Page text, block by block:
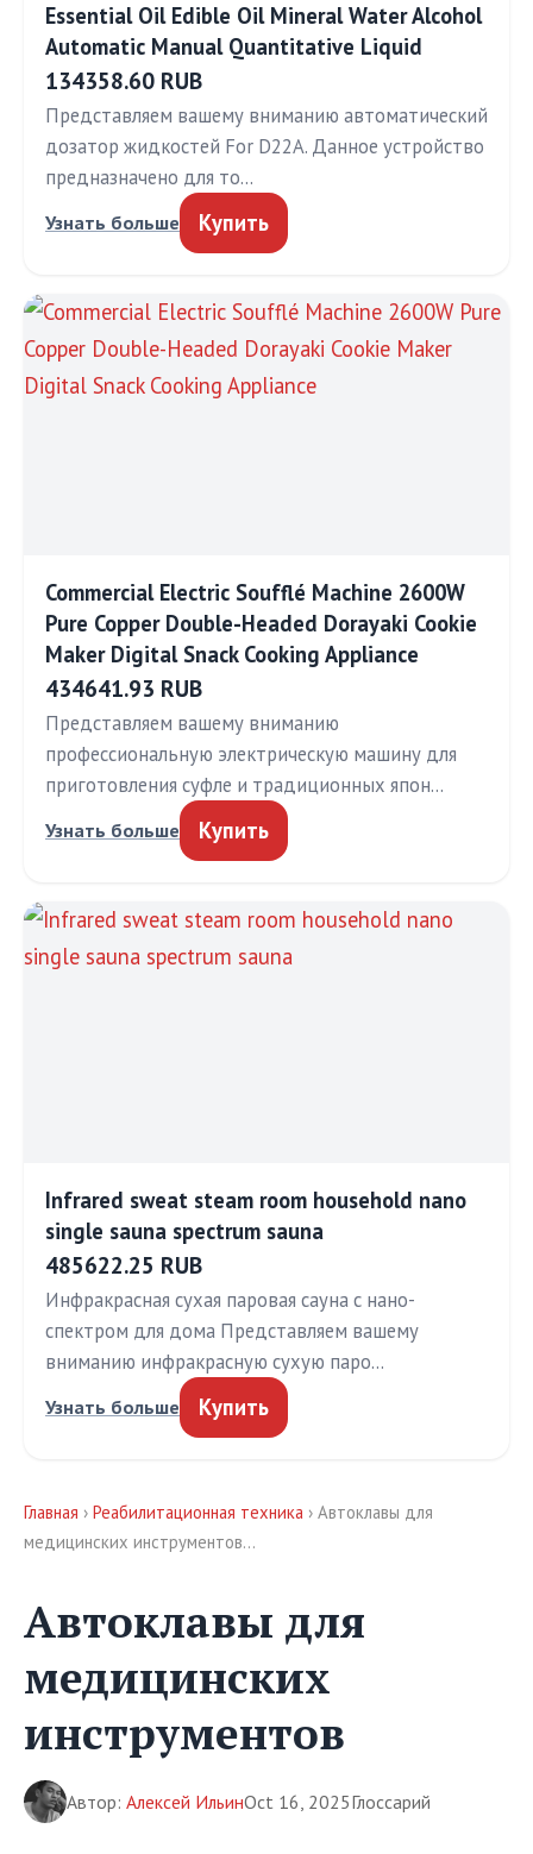
Essential Oil Edible Oil Mineral Water Alcohol
Automatic Manual Quantitative Liquid
134358.60 RUB
Представляем вашему вниманию автоматический
дозатор жидкостей For D22A. Данное устройство
предназначено для то…
Узнать больше Купить
Commercial Electric Soufflé Machine 2600W
Pure Copper Double-Headed Dorayaki Cookie
Maker Digital Snack Cooking Appliance
434641.93 RUB
Представляем вашему вниманию
профессиональную электрическую машину для
приготовления суфле и традиционных япон…
Узнать больше Купить
Infrared sweat steam room household nano
single sauna spectrum sauna
485622.25 RUB
Инфракрасная сухая паровая сауна с нано-
спектром для дома Представляем вашему
вниманию инфракрасную сухую паро…
Узнать больше Купить
Главная › Реабилитационная техника › Автоклавы для
медицинских инструментов…
Автоклавы для
медицинских
инструментов
Автор: Алексей ИльинOct 16, 2025Глоссарий